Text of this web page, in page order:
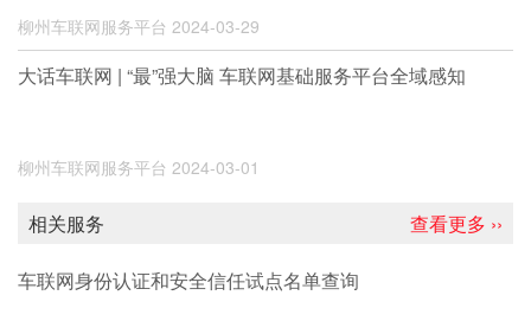
柳州车联网服务平台 2024-03-29
大话车联网 | “最”强大脑 车联网基础服务平台全域感知
柳州车联网服务平台 2024-03-01
查看更多 ››
相关服务
车联网身份认证和安全信任试点名单查询